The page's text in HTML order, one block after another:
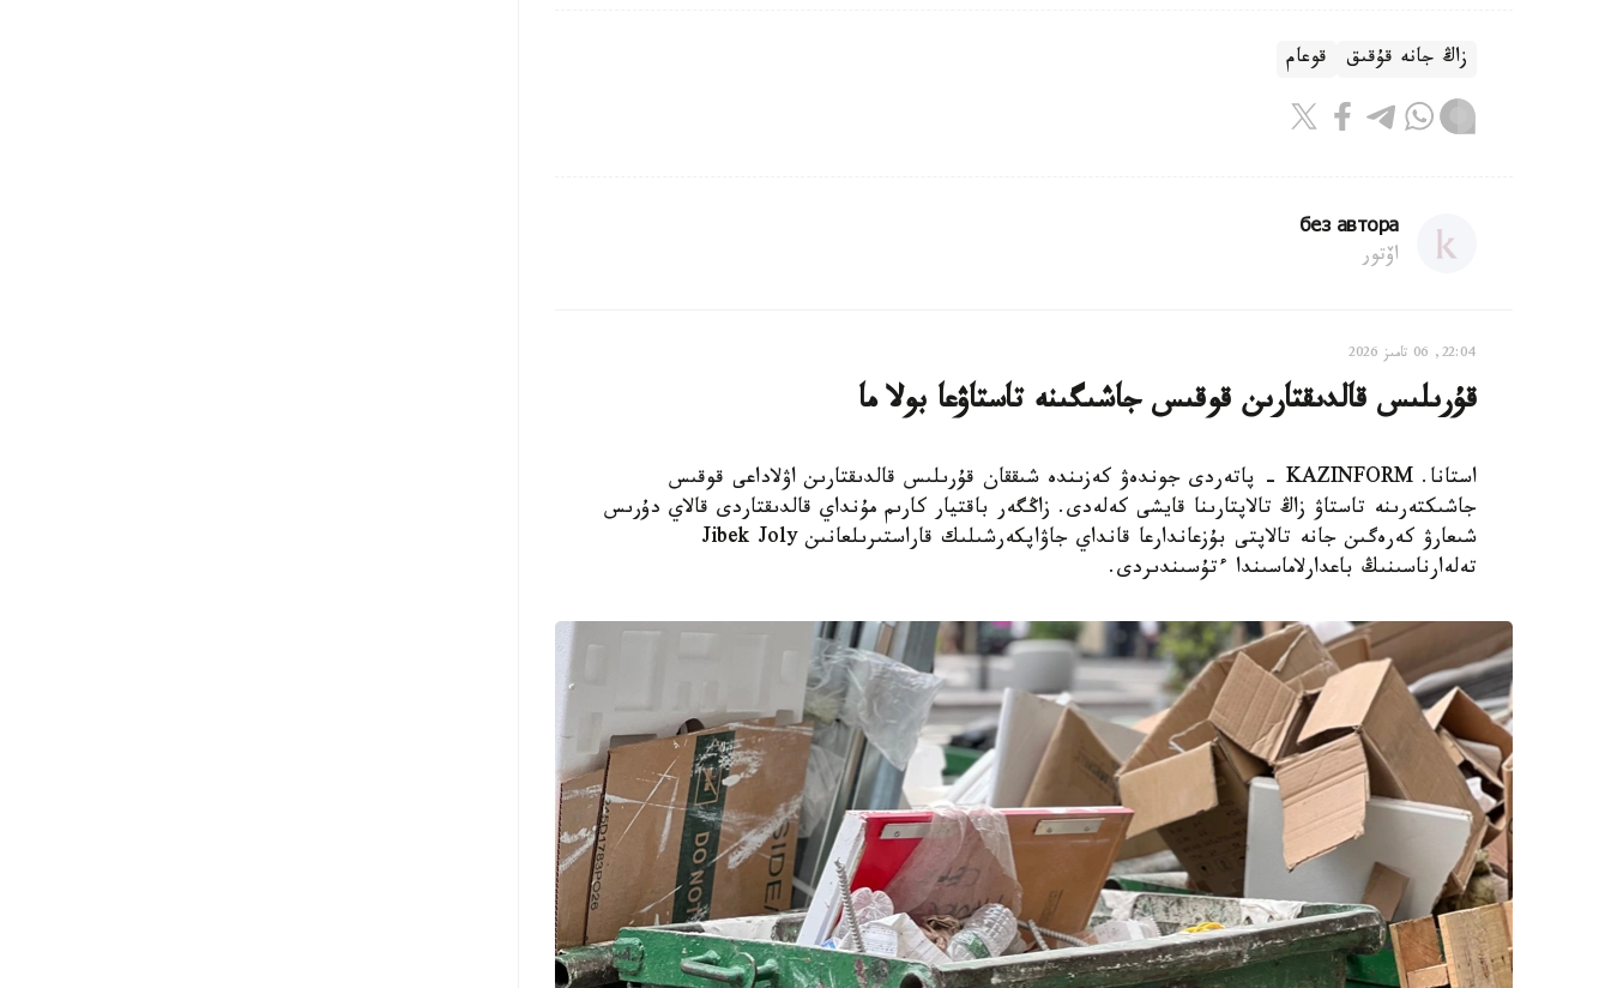
زاڭ جانە قۇقىق قوعام
без автора
اۆتور
22:04, 06 تامىز 2026
قۇرىلىس قالدىقتارىن قوقىس جاشىگىنە تاستاۋعا بولا ما
استانا. KAZINFORM - پاتەردى جوندەۋ كەزىندە شىققان قۇرىلىس قالدىقتارىن اۋلاداعى قوقىس
جاشىكتەرىنە تاستاۋ زاڭ تالاپتارىنا قايشى كەلەدى. زاڭگەر باقتيار كارىم مۇنداي قالدىقتاردى قالاي دۇرىس
شىعارۋ كەرەگىن جانە تالاپتى بۇزعاندارعا قانداي جاۋاپكەرشىلىك قاراستىرىلعانىن Jibek Joly
تەلەارناسىنىڭ باعدارلاماسىندا ءتۇسىندىردى.